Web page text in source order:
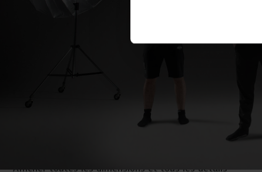
DIMENSIONS ET DÉTAILS
BERG
BERG-
Afficher toutes les dimensions et tous les détails